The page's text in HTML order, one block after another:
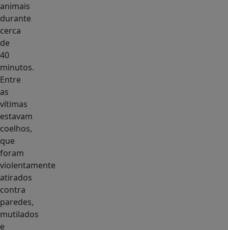
animais
durante
cerca
de
40
minutos.
Entre
as
vítimas
estavam
coelhos,
que
foram
violentamente
atirados
contra
paredes,
mutilados
e